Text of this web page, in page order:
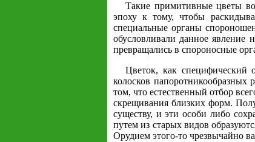
Такие примитивные цветы
эпоху к тому, чтобы
специальные органы
обусловливали данное явление
превращались в спороносные
Цветок, как специфический
колосков
том, что естественный отбор
скрещивания близких форм.
существу, и эти особи либо
путем из старых видов
Орудием этого-то чрезвычайно